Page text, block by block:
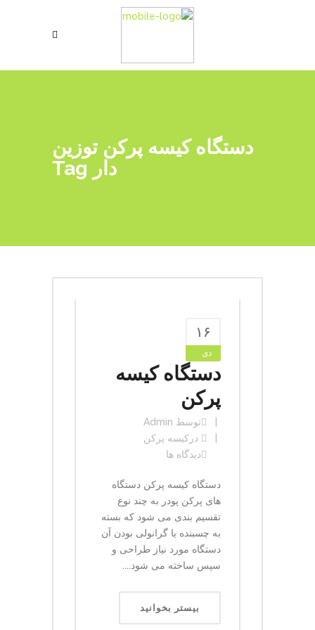
دستگاه کیسه پرکن توزین
دار Tag
۱۶
دی
دستگاه کیسه
پرکن
توسط Admin
در کیسه پرکن
دیدگاه ها
دستگاه کیسه پرکن دستگاه
های پرکن پودر به چند نوع
تقسیم بندی می شود که بسته
به چسبنده یا گرانولی بودن آن
دستگاه مورد نیاز طراحی و
سپس ساخته می شود....
بیستر بخوانید